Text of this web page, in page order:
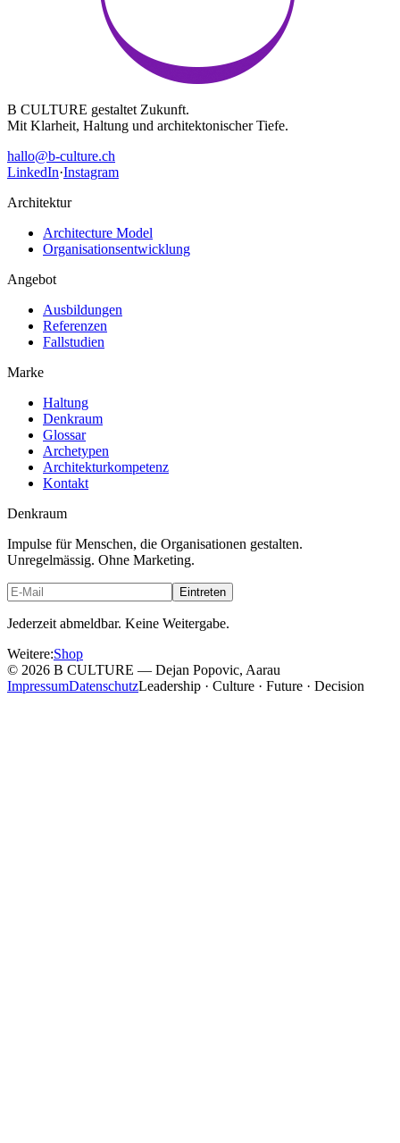
B CULTURE gestaltet Zukunft.
Mit Klarheit, Haltung und architektonischer Tiefe.
hallo@b-culture.ch
LinkedIn·Instagram
Architektur
Architecture Model
Organisationsentwicklung
Angebot
Ausbildungen
Referenzen
Fallstudien
Marke
Haltung
Denkraum
Glossar
Archetypen
Architekturkompetenz
Kontakt
Denkraum
Impulse für Menschen, die Organisationen gestalten.
Unregelmässig. Ohne Marketing.
Eintreten
Jederzeit abmeldbar. Keine Weitergabe.
Weitere:Shop
© 2026 B CULTURE — Dejan Popovic, Aarau
ImpressumDatenschutzLeadership · Culture · Future · Decision